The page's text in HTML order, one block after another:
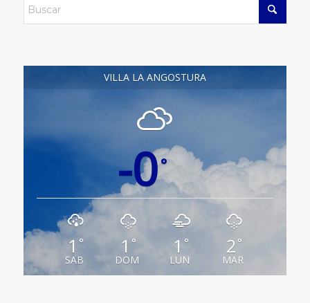
VILLA LA ANGOSTURA
-0°
1 °
SAB
1 °
DOM
1 °
LUN
2 °
MAR